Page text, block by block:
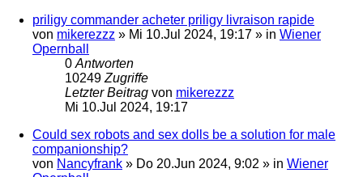
priligy commander acheter priligy livraison rapide
von mikerezzz » Mi 10.Jul 2024, 19:17 » in Wiener
Opernball
0 Antworten
10249 Zugriffe
Letzter Beitrag von mikerezzz
Mi 10.Jul 2024, 19:17
Could sex robots and sex dolls be a solution for male
companionship?
von Nancyfrank » Do 20.Jun 2024, 9:02 » in Wiener